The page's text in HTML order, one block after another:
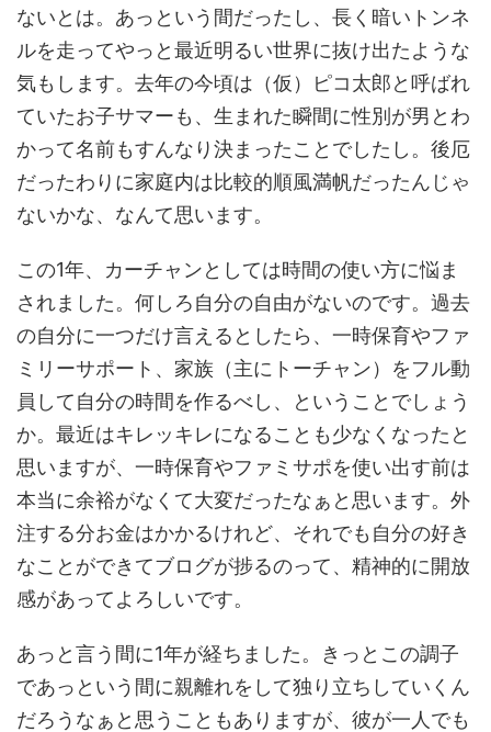
ないとは。あっという間だったし、長く暗いトンネ
ルを走ってやっと最近明るい世界に抜け出たような
気もします。去年の今頃は（仮）ピコ太郎と呼ばれ
ていたお子サマーも、生まれた瞬間に性別が男とわ
かって名前もすんなり決まったことでしたし。後厄
だったわりに家庭内は比較的順風満帆だったんじゃ
ないかな、なんて思います。
この1年、カーチャンとしては時間の使い方に悩ま
されました。何しろ自分の自由がないのです。過去
の自分に一つだけ言えるとしたら、一時保育やファ
ミリーサポート、家族（主にトーチャン）をフル動
員して自分の時間を作るべし、ということでしょう
か。最近はキレッキレになることも少なくなったと
思いますが、一時保育やファミサポを使い出す前は
本当に余裕がなくて大変だったなぁと思います。外
注する分お金はかかるけれど、それでも自分の好き
なことができてブログが捗るのって、精神的に開放
感があってよろしいです。
あっと言う間に1年が経ちました。きっとこの調子
であっという間に親離れをして独り立ちしていくん
だろうなぁと思うこともありますが、彼が一人でも